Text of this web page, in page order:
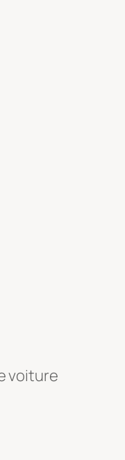
voiture